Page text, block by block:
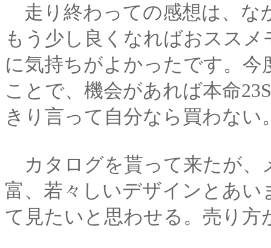
走り終わっての感想は、な
もう少し良くなればおスス
に気持ちがよかったです。今
ことで、機会があれば本命
きり言って自分なら買わない
カタログを貰って来たが、
富、若々しいデザインとあ
て見たいと思わせる。売り方